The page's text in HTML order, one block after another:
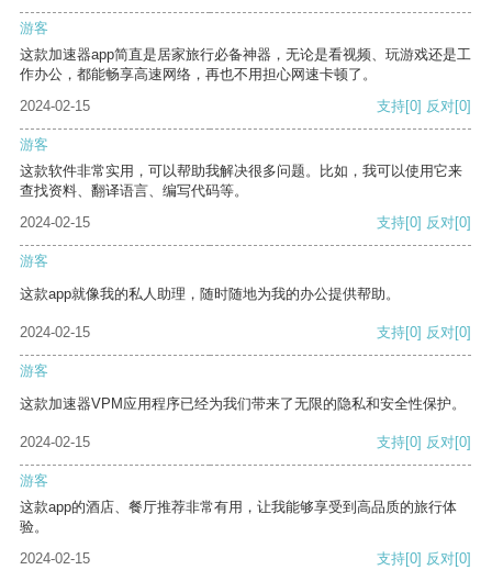
游客
这款加速器app简直是居家旅行必备神器，无论是看视频、玩游戏还是工
作办公，都能畅享高速网络，再也不用担心网速卡顿了。
2024-02-15
支持[0] 反对[0]
游客
这款软件非常实用，可以帮助我解决很多问题。比如，我可以使用它来
查找资料、翻译语言、编写代码等。
2024-02-15
支持[0] 反对[0]
游客
这款app就像我的私人助理，随时随地为我的办公提供帮助。
2024-02-15 支持[0] 反对[0]
游客
这款加速器VPM应用程序已经为我们带来了无限的隐私和安全性保护。
2024-02-15 支持[0] 反对[0]
游客
这款app的酒店、餐厅推荐非常有用，让我能够享受到高品质的旅行体
验。
2024-02-15
支持[0] 反对[0]